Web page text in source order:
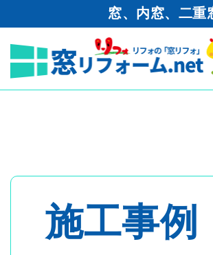
窓、内窓、二重
- 内窓・二重窓
窓リフォーム.net>
内窓設置工事
施工事例